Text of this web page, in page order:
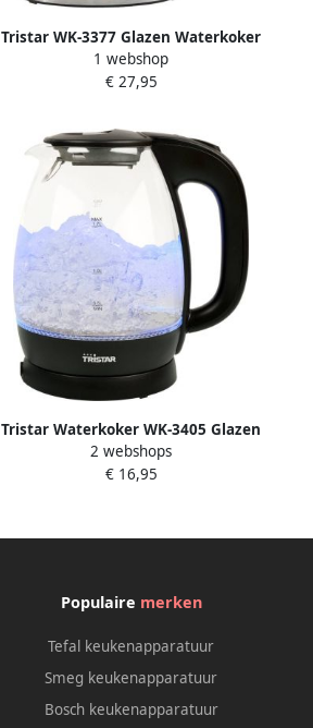
Tristar WK-3377 Glazen Waterkoker
met Led 1.7 liter 2200 watt
1 webshop
€ 27,95
Tristar Waterkoker WK-3405 Glazen
waterkoker 1 7 liter met LED 360°
draaibaar 2200 watt Zwart
2 webshops
€ 16,95
Populaire merken
Tefal keukenapparatuur
Smeg keukenapparatuur
Bosch keukenapparatuur